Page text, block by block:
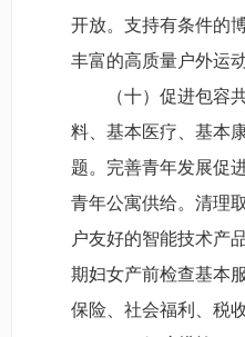
开放。支持有条件的
丰富的高质量户外运
（十）促进包容
料、基本医疗、基本
题。完善青年发展促
青年公寓供给。清理
户友好的智能技术产
期妇女产前检查基本
保险、社会福利、税